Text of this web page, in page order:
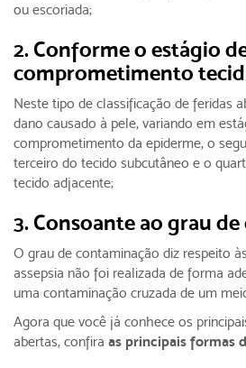
ou escoriada;
2. Conforme o estágio
comprometimento
Neste tipo de classificação de feridas
dano causado à pele, variando em
comprometimento da epiderme, o
terceiro do tecido subcutâneo e o
tecido adjacente;
3. Consoante ao grau
O grau de contaminação diz respeito
assepsia não foi realizada de forma
uma contaminação cruzada de um
Agora que você já conhece os
abertas, confira as principais formas